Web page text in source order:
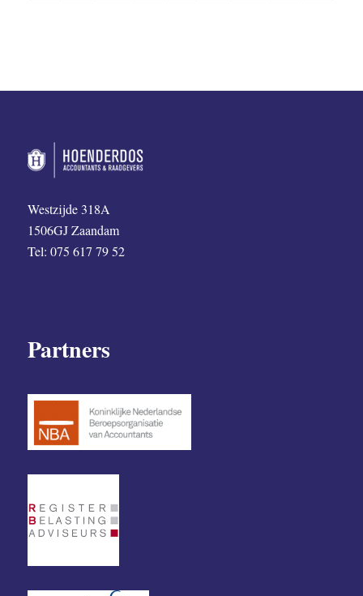
Westzijde 318A
1506GJ Zaandam
Tel: 075 617 79 52
Partners